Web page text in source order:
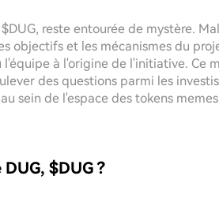
reste entourée de mystère.
objectifs et les mécanismes du
à l'origine de l'initiative. Ce
des questions parmi les
sein de l'espace des tokens
$DUG ?